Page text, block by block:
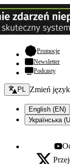
Promocje-
Newsletter
Podcasty
Zmień język -
PL Zmień
English (EN)
Українська